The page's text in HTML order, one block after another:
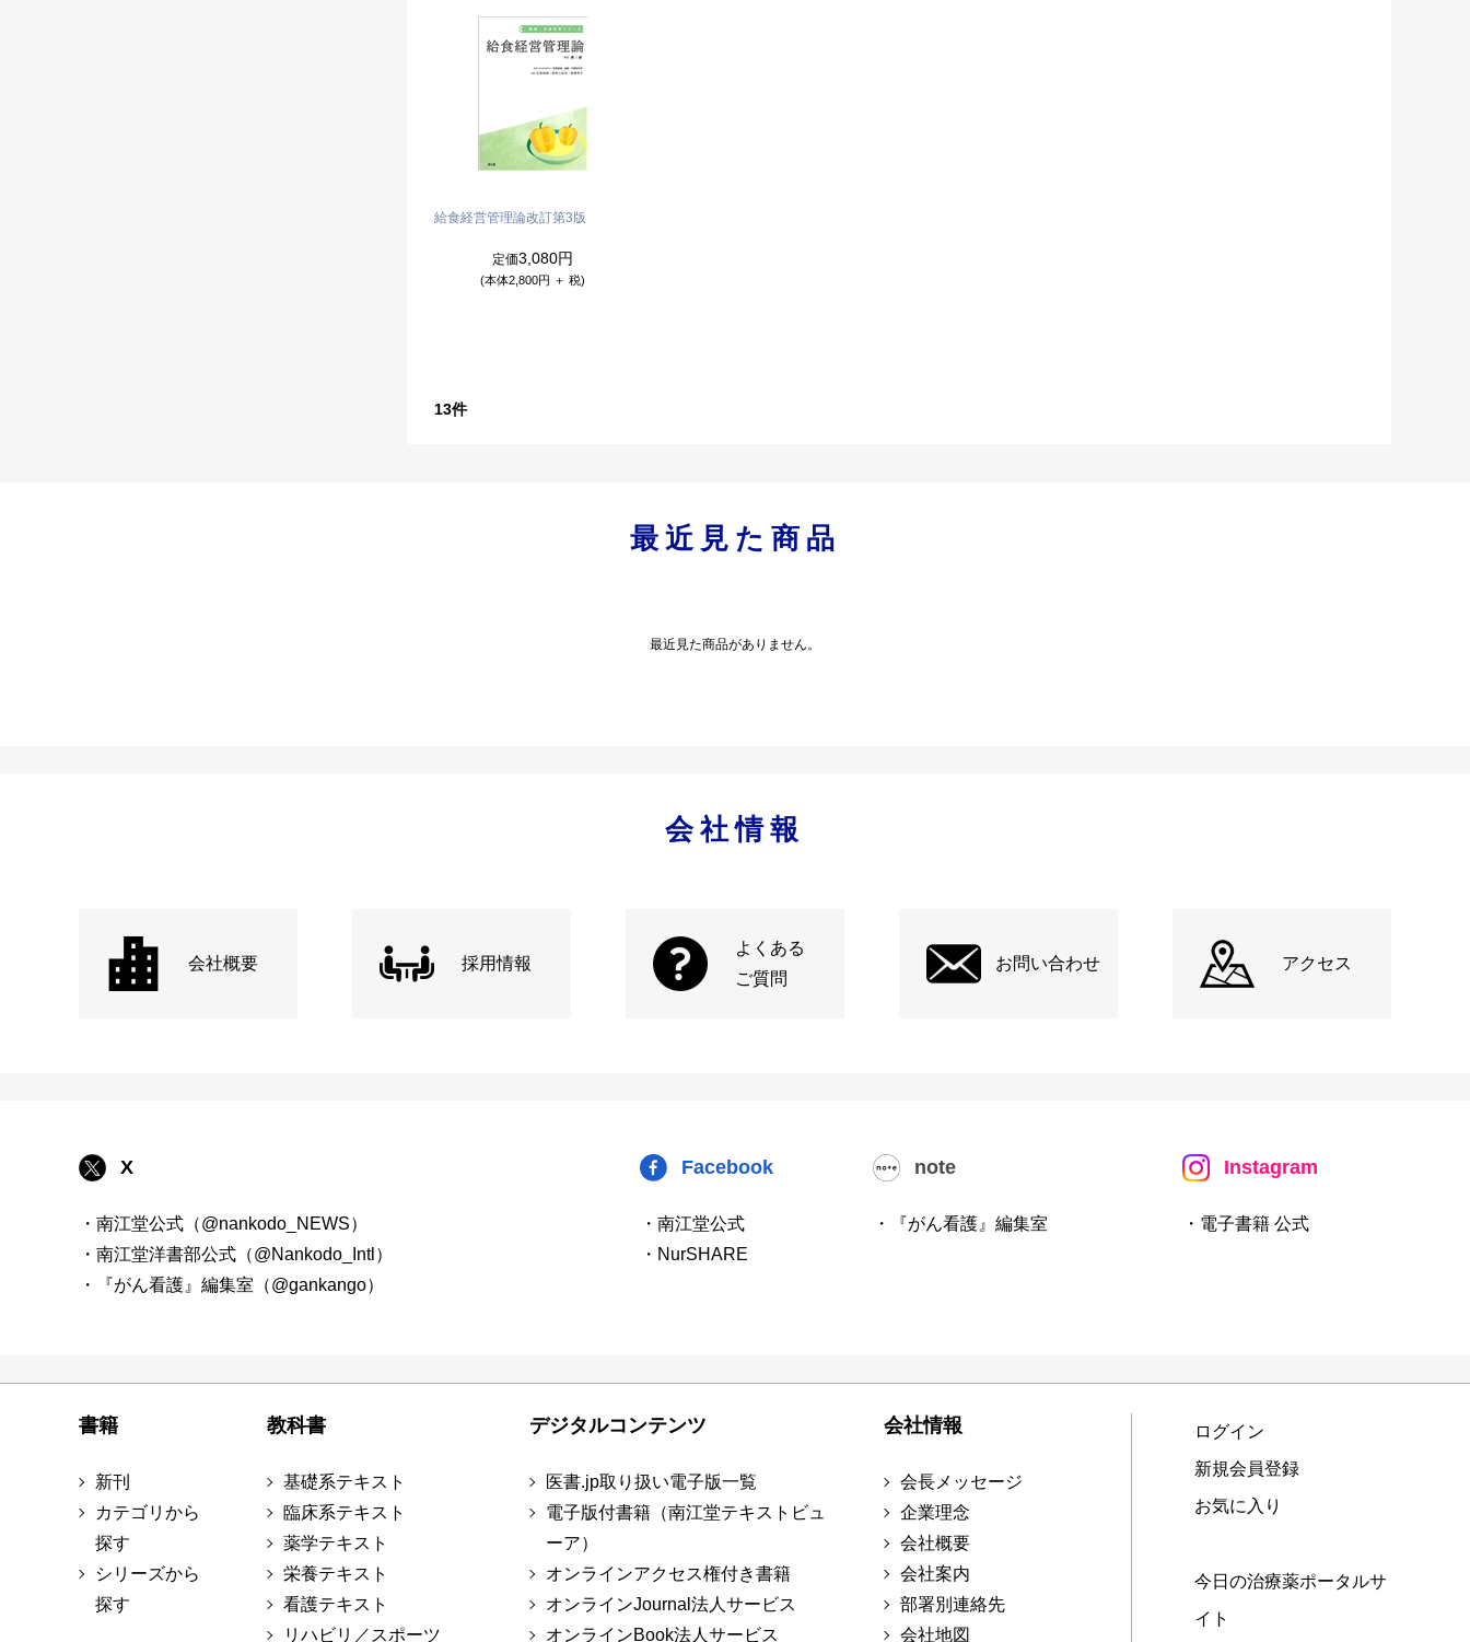
給食経営管理論改訂第3版
定価3,080円
(本体2,800円 ＋ 税)
13件
最近見た商品
最近見た商品がありません。
会社情報
会社概要 採用情報
よくある
ご質問
お問い合わせ アクセス
X
・南江堂公式（@nankodo_NEWS）
・南江堂洋書部公式（@Nankodo_Intl）
・『がん看護』編集室（@gankango）
Facebook
・南江堂公式
・NurSHARE
note
・『がん看護』編集室
Instagram
・電子書籍 公式
書籍
新刊
カテゴリから
探す
シリーズから
探す
教科書
基礎系テキスト
臨床系テキスト
薬学テキスト
栄養テキスト
看護テキスト
リハビリ／スポーツ
デジタルコンテンツ
医書.jp取り扱い電子版一覧
電子版付書籍（南江堂テキストビュ
ーア）
オンラインアクセス権付き書籍
オンラインJournal法人サービス
オンラインBook法人サービス
会社情報
会長メッセージ
企業理念
会社概要
会社案内
部署別連絡先
会社地図
ログイン
新規会員登録
お気に入り
今日の治療薬ポータルサ
イト